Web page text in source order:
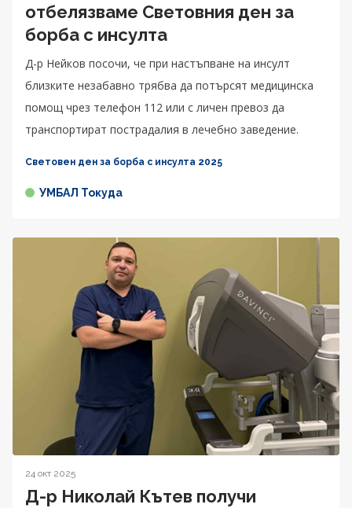
отбелязваме Световния ден за
борба с инсулта
Д-р Нейков посочи, че при настъпване на инсулт
близките незабавно трябва да потърсят медицинска
помощ чрез телефон 112 или с личен превоз да
транспортират пострадалия в лечебно заведение.
Световен ден за борба с инсулта 2025
УМБАЛ Токуда
24 окт 2025
Д-р Николай Кътев получи